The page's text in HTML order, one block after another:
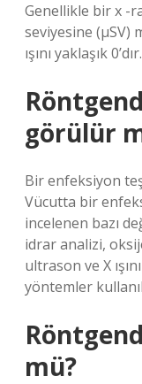
Genellikle bir x -
seviyesine (μSV)
ışını yaklaşık 0’dır.
görülür
Bir enfeksiyon
Vücutta bir
incelenen bazı
idrar analizi,
ultrason ve X
yöntemler
mü?